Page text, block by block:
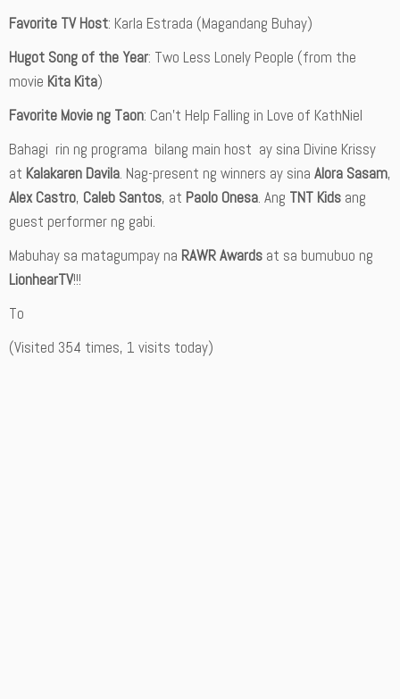
Favorite TV Host: Karla Estrada (Magandang Buhay)
Hugot Song of the Year: Two Less Lonely People (from the
movie Kita Kita)
Favorite Movie ng Taon: Can’t Help Falling in Love of KathNiel
Bahagi rin ng programa bilang main host ay sina Divine Krissy
at Kalakaren Davila. Nag-present ng winners ay sina Alora Sasam,
Alex Castro, Caleb Santos, at Paolo Onesa. Ang TNT Kids ang
guest performer ng gabi.
Mabuhay sa matagumpay na RAWR Awards at sa bumubuo ng
LionhearTV!!!
To
(Visited 354 times, 1 visits today)